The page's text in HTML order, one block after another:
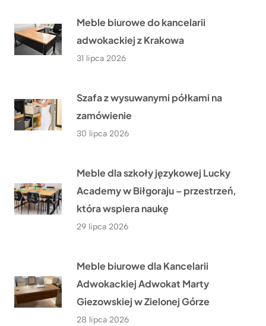
Meble biurowe do kancelarii
adwokackiej z Krakowa
31 lipca 2026
Szafa z wysuwanymi półkami na
zamówienie
30 lipca 2026
Meble dla szkoły językowej Lucky
Academy w Biłgoraju – przestrzeń,
która wspiera naukę
29 lipca 2026
Meble biurowe dla Kancelarii
Adwokackiej Adwokat Marty
Giezowskiej w Zielonej Górze
28 lipca 2026